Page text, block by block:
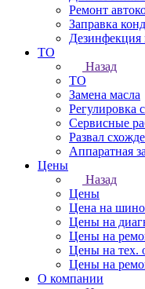
Ремонт
Заправка
Дезинфекция
ТО
Назад
ТО
Замена масла
Регулировка
Сервисные
Развал
Аппаратная
Цены
Назад
Цены
Цена на
Цены на
Цены на
Цены на тех.
Цены на
О компании